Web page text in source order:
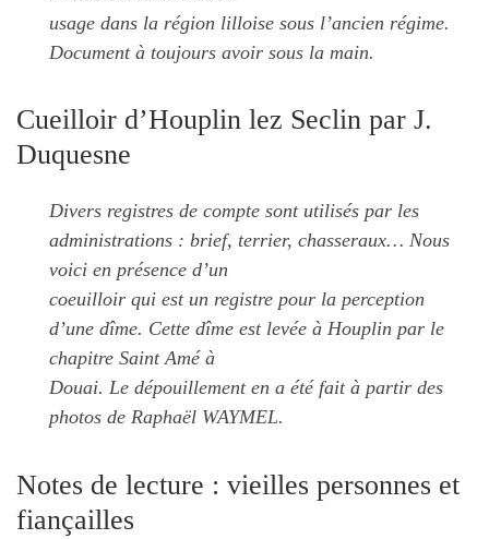
usage dans la région lilloise sous l’ancien régime.
Document à toujours avoir sous la main.
Cueilloir d’Houplin lez Seclin par J.
Duquesne
Divers registres de compte sont utilisés par les
administrations : brief, terrier, chasseraux… Nous
voici en présence d’un
coeuilloir qui est un registre pour la perception
d’une dîme. Cette dîme est levée à Houplin par le
chapitre Saint Amé à
Douai. Le dépouillement en a été fait à partir des
photos de Raphaël WAYMEL.
Notes de lecture : vieilles personnes et
fiançailles